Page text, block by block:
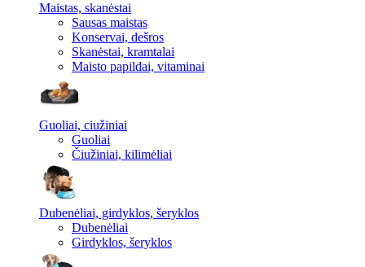
Maistas, skanėstai
Sausas maistas
Konservai, dešros
Skanėstai, kramtalai
Maisto papildai, vitaminai
Guoliai, ciužiniai
Guoliai
Čiužiniai, kilimėliai
Dubenėliai, girdyklos, šeryklos
Dubenėliai
Girdyklos, šeryklos